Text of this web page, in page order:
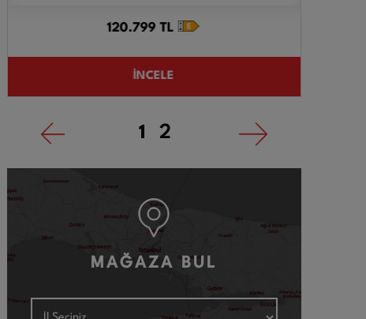
120.799TL
İNCELE
1 2
MAĞAZA BUL